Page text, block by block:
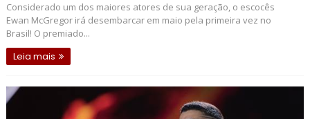
Considerado um dos maiores atores de sua geração, o escocês
Ewan McGregor irá desembarcar em maio pela primeira vez no
Brasil! O premiado...
Leia mais